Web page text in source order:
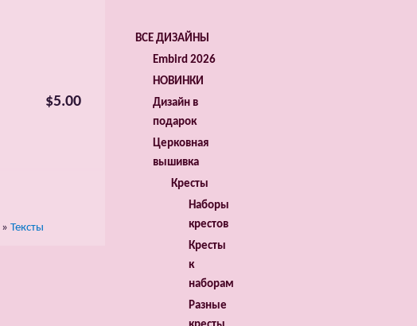
$5.00
» Тексты
ВСЕ ДИЗАЙНЫ
Embird 2026
НОВИНКИ
Дизайн в
подарок
Церковная
вышивка
Кресты
Наборы
крестов
Кресты
к
наборам
Разные